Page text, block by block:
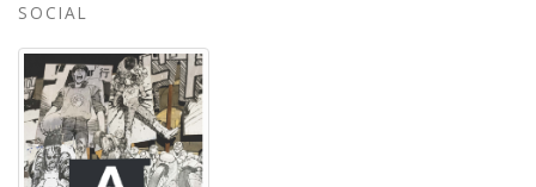
SOCIAL